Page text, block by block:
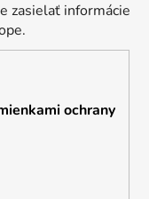
zasielať informácie
ochrany